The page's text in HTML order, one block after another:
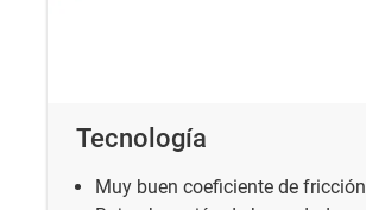
Tecnología
Muy buen coeficiente de fricción